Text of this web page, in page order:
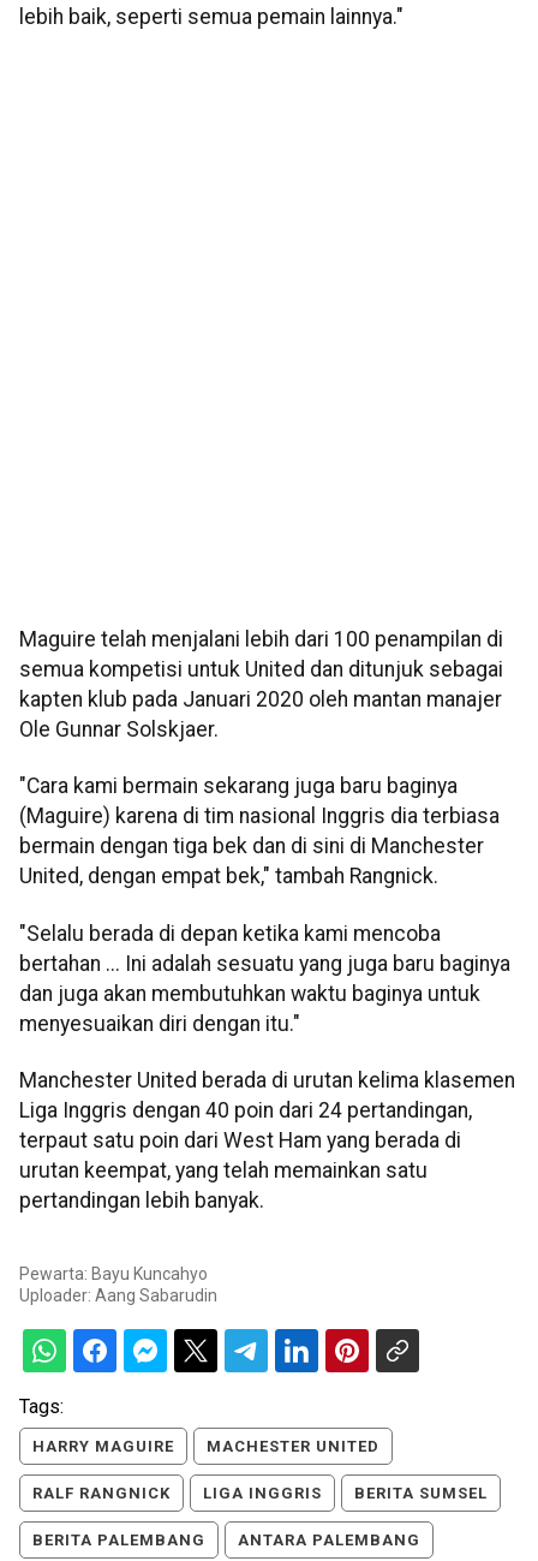
lebih baik, seperti semua pemain lainnya."
Maguire telah menjalani lebih dari 100 penampilan di
semua kompetisi untuk United dan ditunjuk sebagai
kapten klub pada Januari 2020 oleh mantan manajer
Ole Gunnar Solskjaer.
"Cara kami bermain sekarang juga baru baginya
(Maguire) karena di tim nasional Inggris dia terbiasa
bermain dengan tiga bek dan di sini di Manchester
United, dengan empat bek," tambah Rangnick.
"Selalu berada di depan ketika kami mencoba
bertahan ... Ini adalah sesuatu yang juga baru baginya
dan juga akan membutuhkan waktu baginya untuk
menyesuaikan diri dengan itu."
Manchester United berada di urutan kelima klasemen
Liga Inggris dengan 40 poin dari 24 pertandingan,
terpaut satu poin dari West Ham yang berada di
urutan keempat, yang telah memainkan satu
pertandingan lebih banyak.
Pewarta: Bayu Kuncahyo
Uploader: Aang Sabarudin
Tags:
HARRY MAGUIRE MACHESTER UNITED
RALF RANGNICK LIGA INGGRIS BERITA SUMSEL
BERITA PALEMBANG ANTARA PALEMBANG